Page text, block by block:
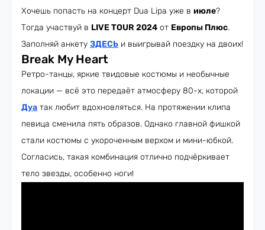
Хочешь попасть на концерт Dua Lipa уже в июле?
Тогда участвуй в LIVE TOUR 2024 от Европы Плюс.
Заполняй анкету ЗДЕСЬ и выигрывай поездку на двоих!
Break My Heart
Ретро-танцы, яркие твидовые костюмы и необычные
локации — всё это передаёт атмосферу 80-х, которой
Дуа так любит вдохновляться. На протяжении клипа
певица сменила пять образов. Однако главной фишкой
стали костюмы с укороченным верхом и мини-юбкой.
Согласись, такая комбинация отлично подчёркивает
тело звезды, особенно ноги!